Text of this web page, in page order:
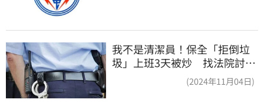
我不是清潔員！保全「拒倒垃
圾」上班3天被炒 找法院討公
(2024年11月04日)